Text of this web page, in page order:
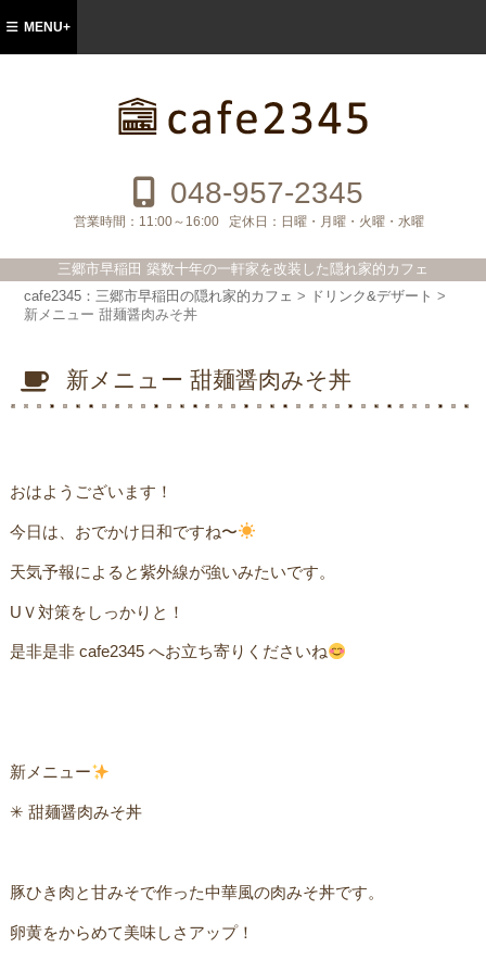
ェ
048-957-2345
営業時間： 11:00～16:00 定休日： 日曜・月曜・火曜・水曜
三郷市早稲田 築数十年の一軒家を改装した隠れ家的カフェ
MENU+
cafe2345：三郷市早稲田の隠れ家的カフェ > ドリンク&デザート >
新メニュー 甜麺醤肉みそ丼
新メニュー 甜麺醤肉みそ丼
おはようございます！
今日は、おでかけ日和ですね〜
天気予報によると紫外線が強いみたいです。
UＶ対策をしっかりと！ㅤ
是非是非 cafe2345 へお立ち寄りくださいね
新メニュー
✳︎ 甜麺醤肉みそ丼ㅤ
豚ひき肉と甘みそで作った中華風の肉みそ丼です。ㅤ
卵黄をからめて美味しさアップ！ㅤ